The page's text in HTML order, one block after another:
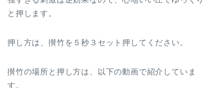
と押します。
押し方は、攅竹を５秒３セット押してください。
攅竹の場所と押し方は、以下の動画で紹介していま
す。